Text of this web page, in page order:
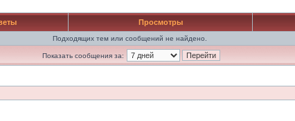
Просмотры
Подходящих тем или сообщений не найдено.
Показать сообщения за: